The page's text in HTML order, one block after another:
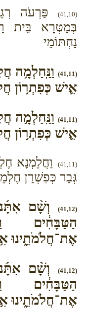
(41,10)
פַּרְעֹה
בְּמַטְּרָא בֵּית
נַחְתּוֹמֵי
(41,11)
וַנַּֽחַלְמָ֥ה
אִ֛ישׁ כְּפִתְר֥וֹן
(41,11)
וַנַּֽחַלְמָ֥ה
אִ֛ישׁ כְּפִתְר֥וֹן
(41,11)
וַחֲלֵמְנָא
גְּבַר כְּפִשְׁרַן
(41,12)
וְשָׁ֨ם
הַטַּבָּחִ֔ים
אֶת־חֲלֹמֹתֵ֑ינוּ
(41,12)
וְשָׁ֨ם
הַטַּבָּחִ֔ים
אֶת־חֲלֹמֹתֵ֑ינוּ